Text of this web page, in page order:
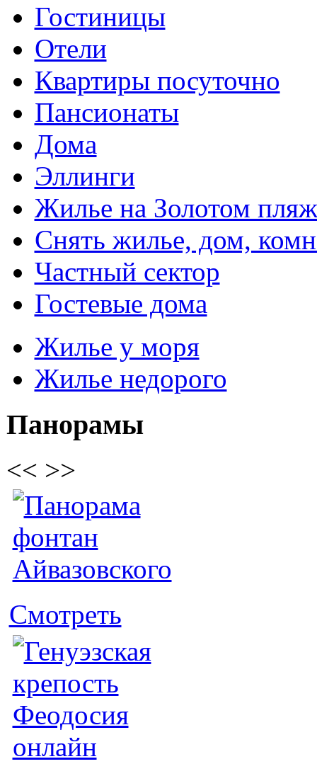
Гостиницы
Отели
Квартиры посуточно
Пансионаты
Дома
Эллинги
Жилье на Золотом
Снять жилье, дом,
Частный сектор
Гостевые дома
Жилье у моря
Жилье недорого
Панорамы
<< >>
Смотреть